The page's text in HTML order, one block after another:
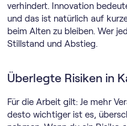
verhindert. Innovation
und das ist natürlich auf
beim Alten zu bleiben. Wer
Stillstand und Abstieg.
Überlegte Risiken in
Für die Arbeit gilt: Je mehr
desto wichtiger ist es,